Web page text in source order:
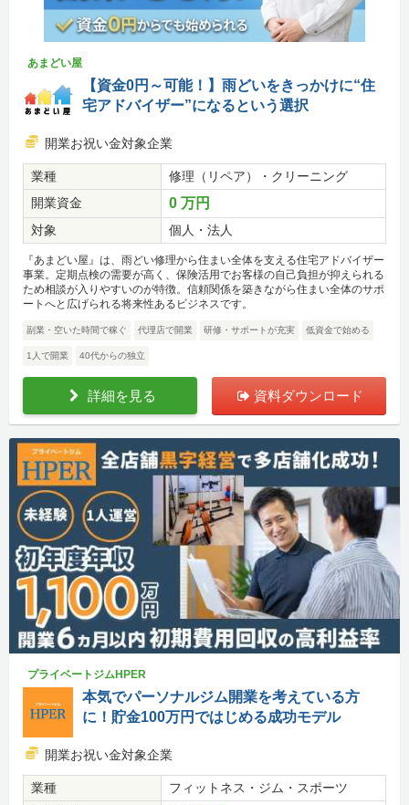
あまどい屋
【資金0円～可能！】雨どいをきっかけに“住
宅アドバイザー”になるという選択
開業お祝い金対象企業
業種
修理（リペア）・クリーニング
開業資金
0 万円
対象 個人・法人
『あまどい屋』は、雨どい修理から住まい全体を支える住宅アドバイザー
事業。定期点検の需要が高く、保険活用でお客様の自己負担が抑えられる
ため相談が入りやすいのが特徴。信頼関係を築きながら住まい全体のサポ
ートへと広げられる将来性あるビジネスです。
副業・空いた時間で稼ぐ 代理店で開業 研修・サポートが充実 低資金で始める
1人で開業 40代からの独立
詳細を見る 資料ダウンロード
プライベートジムHPER
本気でパーソナルジム開業を考えている方
に！貯金100万円ではじめる成功モデル
開業お祝い金対象企業
業種
フィットネス・ジム・スポーツ